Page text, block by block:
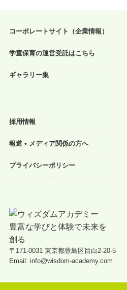
コーポレートサイト（企業情報）
学童保育の運営受託はこちら
ギャラリー集
採用情報
報道 • メディア関係の方へ
プライバシーポリシー
〒171-0031 東京都豊島区目白2-20-5
Email: info@wisdom-academy.com